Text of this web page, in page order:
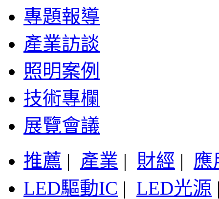
專題報導
產業訪談
照明案例
技術專欄
展覽會議
推薦 | 產業 | 財經 | 應
LED驅動IC | LED光源